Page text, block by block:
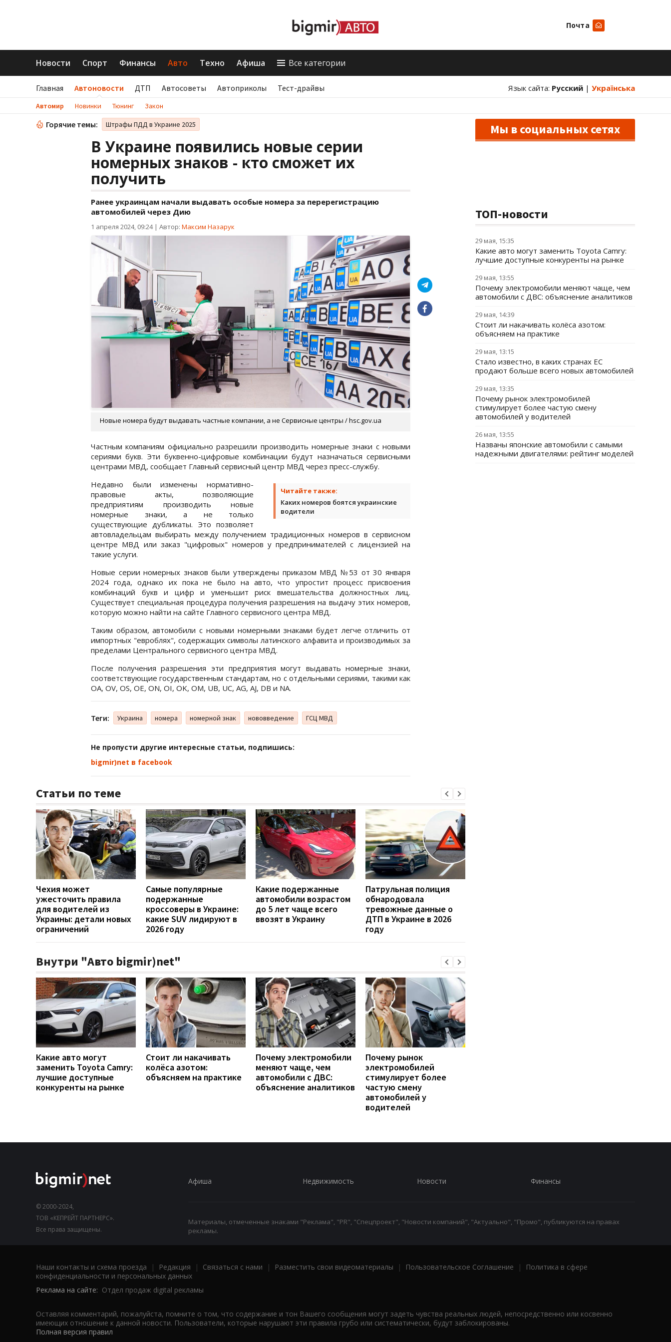
Почта
Новости Спорт Финансы Авто Техно Афиша Все категории
Главная Автоновости ДТП Автосоветы Автоприколы Тест-драйвы Язык сайта: Русский | Українська
Автомир Новинки Тюнинг Закон
Горячие темы: Штрафы ПДД в Украине 2025
В Украине появились новые серии
номерных знаков - кто сможет их
получить
Ранее украинцам начали выдавать особые номера за перерегистрацию
автомобилей через Дию
1 апреля 2024, 09:24| Автор: Максим Назарук
Новые номера будут выдавать частные компании, а не Сервисные центры / hsc.gov.ua
Частным компаниям официально разрешили производить номерные знаки с новыми
сериями букв. Эти буквенно-цифровые комбинации будут назначаться сервисными
центрами МВД, сообщает Главный сервисный центр МВД через пресс-службу.
Читайте также:
Каких номеров боятся украинские
водители
Недавно были изменены нормативно-
правовые акты, позволяющие
предприятиям производить новые
номерные знаки, а не только
существующие дубликаты. Это позволяет
автовладельцам выбирать между получением традиционных номеров в сервисном
центре МВД или заказ "цифровых" номеров у предпринимателей с лицензией на
такие услуги.
Новые серии номерных знаков были утверждены приказом МВД №53 от 30 января
2024 года, однако их пока не было на авто, что упростит процесс присвоения
комбинаций букв и цифр и уменьшит риск вмешательства должностных лиц.
Существует специальная процедура получения разрешения на выдачу этих номеров,
которую можно найти на сайте Главного сервисного центра МВД.
Таким образом, автомобили с новыми номерными знаками будет легче отличить от
импортных "евроблях", содержащих символы латинского алфавита и производимых за
пределами Центрального сервисного центра МВД.
После получения разрешения эти предприятия могут выдавать номерные знаки,
соответствующие государственным стандартам, но с отдельными сериями, такими как
OA, OV, OS, OE, ON, OI, OK, OM, UB, UC, AG, AJ, DB и NA.
Теги: Украина номера номерной знак нововведение ГСЦ МВД
Не пропусти другие интересные статьи, подпишись:
bigmir)net в facebook
Статьи по теме
Чехия может
ужесточить правила
для водителей из
Украины: детали новых
ограничений
Самые популярные
подержанные
кроссоверы в Украине:
какие SUV лидируют в
2026 году
Какие подержанные
автомобили возрастом
до 5 лет чаще всего
ввозят в Украину
Патрульная полиция
обнародовала
тревожные данные о
ДТП в Украине в 2026
году
Внутри "Авто bigmir)net"
Какие авто могут
заменить Toyota Camry:
лучшие доступные
конкуренты на рынке
Стоит ли накачивать
колёса азотом:
объясняем на практике
Почему электромобили
меняют чаще, чем
автомобили с ДВС:
объяснение аналитиков
Почему рынок
электромобилей
стимулирует более
частую смену
автомобилей у
водителей
Мы в социальных сетях
ТОП-новости
29 мая, 15:35
Какие авто могут заменить Toyota Camry:
лучшие доступные конкуренты на рынке
29 мая, 13:55
Почему электромобили меняют чаще, чем
автомобили с ДВС: объяснение аналитиков
29 мая, 14:39
Стоит ли накачивать колёса азотом:
объясняем на практике
29 мая, 13:15
Стало известно, в каких странах ЕС
продают больше всего новых автомобилей
29 мая, 13:35
Почему рынок электромобилей
стимулирует более частую смену
автомобилей у водителей
26 мая, 13:55
Названы японские автомобили с самыми
надежными двигателями: рейтинг моделей
© 2000-2024,
ТОВ «КЕПРЕЙТ ПАРТНЕРС».
Все права защищены.
Афиша Недвижимость Новости Финансы
Материалы, отмеченные знаками "Реклама", "PR", "Спецпроект", "Новости компаний", "Актуально", "Промо", публикуются на правах
рекламы.
Наши контакты и схема проезда | Редакция | Связаться с нами | Разместить свои видеоматериалы | Пользовательское Соглашение |
Политика в сфере
конфиденциальности и персональных данных
Реклама на сайте: Отдел продаж digital рекламы
Оставляя комментарий, пожалуйста, помните о том, что содержание и тон Вашего сообщения могут задеть чувства реальных людей, непосредственно или косвенно
имеющих отношение к данной новости. Пользователи, которые нарушают эти правила грубо или систематически, будут заблокированы.
Полная версия правил